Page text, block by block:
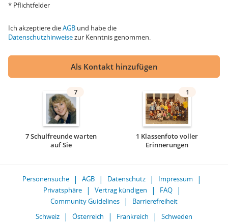
* Pflichtfelder
Ich akzeptiere dieAGB und habe die
Datenschutzhinweisezur Kenntnis genommen.
Als Kontakt hinzufügen
7
7 Schulfreunde warten
auf Sie
1
1 Klassenfoto voller
Erinnerungen
Personensuche AGB Datenschutz
Impressum
Privatsphäre
Vertrag kündigen
FAQ
Community Guidelines
Barrierefreiheit
Schweiz
Österreich Frankreich Schweden